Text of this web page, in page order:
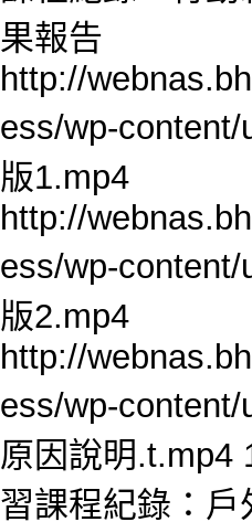
果報告
http://
ess/wp-
版1.mp4
http://
ess/wp-
版2.mp4
http://
ess/wp-
原因說明.t.mp4
習課程紀錄：